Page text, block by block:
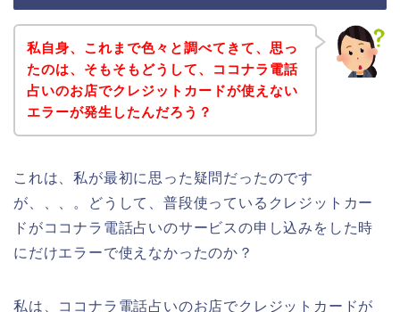
私自身、これまで色々と調べてきて、思っ
たのは、そもそもどうして、ココナラ電話
占いのお店でクレジットカードが使えない
エラーが発生したんだろう？
これは、私が最初に思った疑問だったのです
が、、、。どうして、普段使っているクレジットカー
ドがココナラ電話占いのサービスの申し込みをした時
にだけエラーで使えなかったのか？
私は、ココナラ電話占いのお店でクレジットカードが